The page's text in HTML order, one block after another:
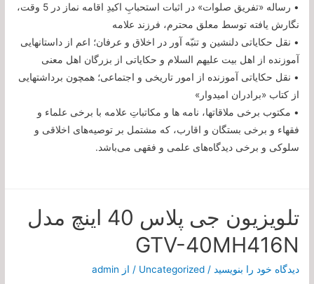
• رساله «تفریق صلوات» در اثبات استحبابِ اکیدِ اقامه نماز در 5 وقت،
نگارش یافته توسط معلق محترم، فرزند علامه
• نقل حکایاتی دلنشین و تنبّه آور در اخلاق و عرفان؛ اعم از داستانهایی
آموزنده از اهل بیت علیهم السلام و حکایاتی از بزرگان اهل معنی
• نقل حکایاتی آموزنده از امور تاریخی و اجتماعی؛ همچون برداشتهایی
از کتاب «برادران امیدوار»
• مکتوب برخی ملاقاتها، نامه ها و مکاتباتِ علامه با برخی علماء و
فقهاء و برخی بستگان و اقارب، که مشتمل بر توصیه‌های اخلاقی و
سلوکی و برخی دیدگاه‌های علمی و فقهی می‌باشد.
تلویزیون جی پلاس 40 اینچ مدل
GTV-40MH416N
دیدگاه‌ خود را بنویسید /
Uncategorized / از admin